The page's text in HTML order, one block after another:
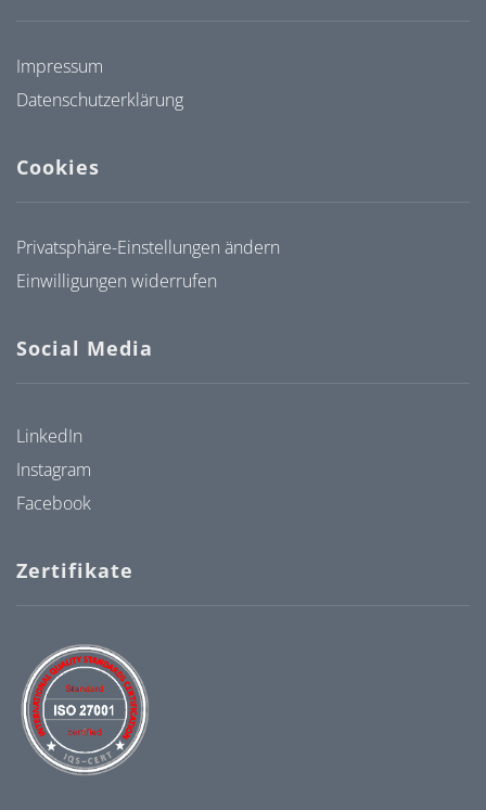
Impressum
Datenschutzerklärung
Cookies
Privatsphäre-Einstellungen ändern
Einwilligungen widerrufen
Social Media
LinkedIn
Instagram
Facebook
Zertifikate